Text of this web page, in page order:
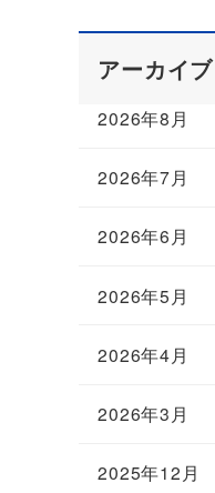
アーカイブ
2026年8月
2026年7月
2026年6月
2026年5月
2026年4月
2026年3月
2025年12月